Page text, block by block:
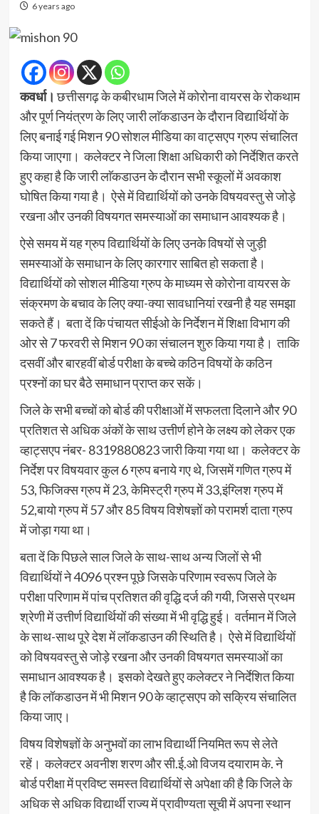
6 years ago
कवर्धा।छत्तीसगढ़ के कबीरधाम जिले में कोरोना वायरस के रोकथाम
और पूर्ण नियंत्रण के लिए जारी लाॅकडाउन के दौरान विद्यार्थियों के
लिए बनाई गई मिशन 90 सोशल मीडिया का वाट्सएप ग्रुप संचालित
किया जाएगा। कलेक्टर ने जिला शिक्षा अधिकारी को निर्देशित करते
हुए कहा है कि जारी लाॅकडाउन के दौरान सभी स्कूलों में अवकाश
घोषित किया गया है। ऐसे में विद्यार्थियों को उनके विषयवस्तु से जोड़े
रखना और उनकी विषयगत समस्याओं का समाधान आवश्यक है।
ऐसे समय में यह ग्रुप विद्यार्थियों के लिए उनके विषयों से जुड़ी
समस्याओं के समाधान के लिए कारगार साबित हो सकता है।
विद्यार्थियों को सोशल मीडिया ग्रुप के माध्यम से कोरोना वायरस के
संक्रमण के बचाव के लिए क्या-क्या सावधानियां रखनी है यह समझा
सकते हैं। बता दें कि पंचायत सीईओ के निर्देशन में शिक्षा विभाग की
ओर से 7 फरवरी से मिशन 90 का संचालन शुरु किया गया है। ताकि
दसवीं और बारहवीं बोर्ड परीक्षा के बच्चे कठिन विषयों के कठिन
प्रश्नों का घर बैठे समाधान प्राप्त कर सकें।
जिले के सभी बच्चों को बोर्ड की परीक्षाओं में सफलता दिलाने और 90
प्रतिशत से अधिक अंकों के साथ उत्तीर्ण होने के लक्ष्य को लेकर एक
व्हाट्सएप नंबर- 8319880823 जारी किया गया था। कलेक्टर के
निर्देश पर विषयवार कुल 6 ग्रुप बनाये गए थे, जिसमें गणित ग्रुप में
53, फिजिक्स ग्रुप में 23, केमिस्ट्री ग्रुप में 33,इंग्लिश ग्रुप में
52,बायो ग्रुप में 57 और 85 विषय विशेषज्ञों को परामर्श दाता ग्रुप
में जोड़ा गया था।
बता दें कि पिछले साल जिले के साथ-साथ अन्य जिलों से भी
विद्यार्थियों ने 4096 प्रश्न पूछे जिसके परिणाम स्वरूप जिले के
परीक्षा परिणाम में पांच प्रतिशत की वृद्धि दर्ज की गयी, जिससे प्रथम
श्रेणी में उत्तीर्ण विद्यार्थियों की संख्या में भी वृद्धि हुई। वर्तमान में जिले
के साथ-साथ पूरे देश में लॉकडाउन की स्थिति है। ऐसे में विद्यार्थियों
को विषयवस्तु से जोड़े रखना और उनकी विषयगत समस्याओं का
समाधान आवश्यक है। इसको देखते हुए कलेक्टर ने निर्देशित किया
है कि लॉकडाउन में भी मिशन 90 के व्हाट्सएप को सक्रिय संचालित
किया जाए।
विषय विशेषज्ञों के अनुभवों का लाभ विद्यार्थी नियमित रूप से लेते
रहें। कलेक्टर अवनीश शरण और सी.ई.ओ विजय दयाराम के. ने
बोर्ड परीक्षा में प्रविष्ट समस्त विद्यार्थियों से अपेक्षा की है कि जिले के
अधिक से अधिक विद्यार्थी राज्य में प्रावीण्यता सूची में अपना स्थान